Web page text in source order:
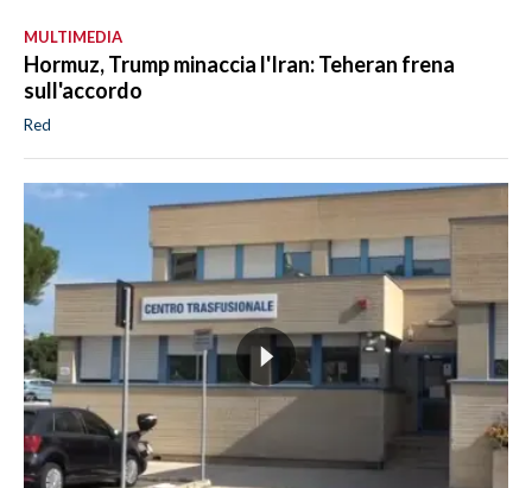
MULTIMEDIA
Hormuz, Trump minaccia l'Iran: Teheran frena
sull'accordo
Red